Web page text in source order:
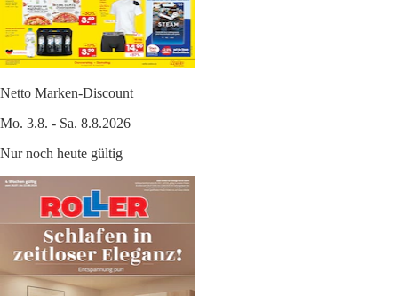
Netto Marken-Discount
Mo. 3.8. - Sa. 8.8.2026
Nur noch heute gültig